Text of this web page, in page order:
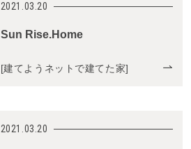
2021.03.20
Sun Rise.Home
[建てようネットで建てた家]
2021.03.20